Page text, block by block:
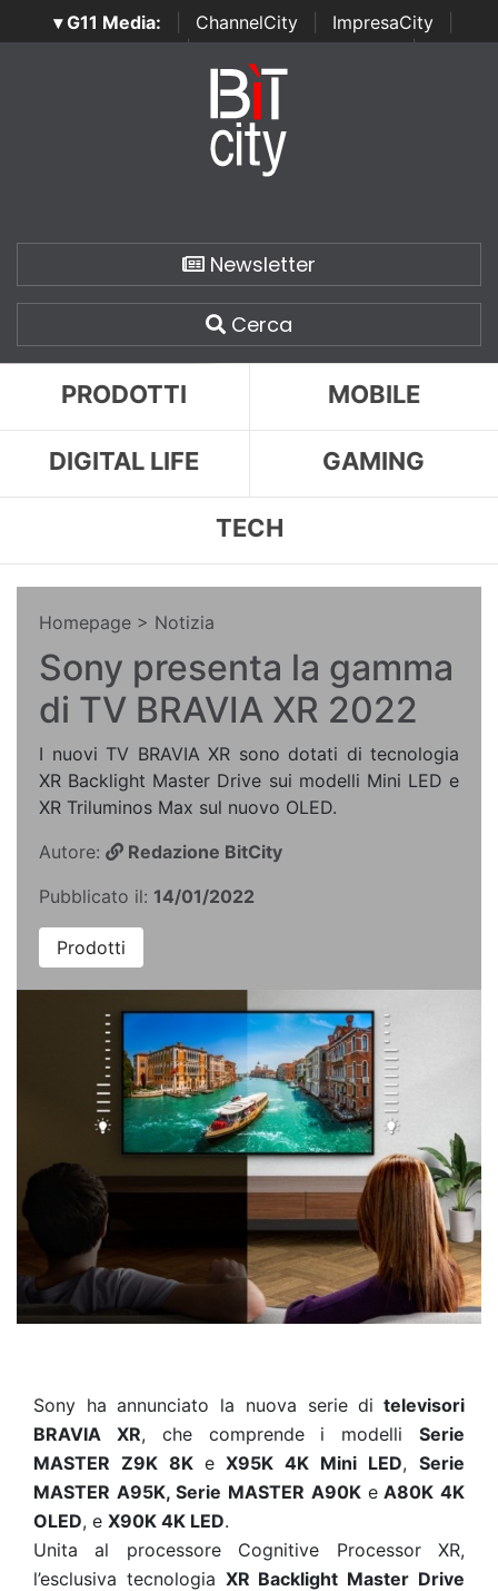
▾ G11 Media: ChannelCity ImpresaCity
SecurityOpenLab | Italian Channel Awards | Italian
Italian Security Awards
Newsletter
Cerca
PRODOTTI MOBILE
DIGITAL LIFE GAMING
TECH
Homepage > Notizia
Sony presenta la gamma
di TV BRAVIA XR 2022
I nuovi TV BRAVIA XR sono dotati di tecnologia
XR Backlight Master Drive sui modelli Mini LED e
XR Triluminos Max sul nuovo OLED.
Autore:
Redazione BitCity
Pubblicato il: 14/01/2022
Prodotti
Sony ha annunciato la nuova serie di televisori
BRAVIA XR, che comprende i modelliSerie
MASTER Z9K 8K e X95K 4K Mini LED, Serie
MASTER A95K, Serie MASTER A90K eA80K 4K
OLED, e X90K 4K LED.
Unita al processore Cognitive Processor XR,
l’esclusiva tecnologia XR Backlight Master Drive